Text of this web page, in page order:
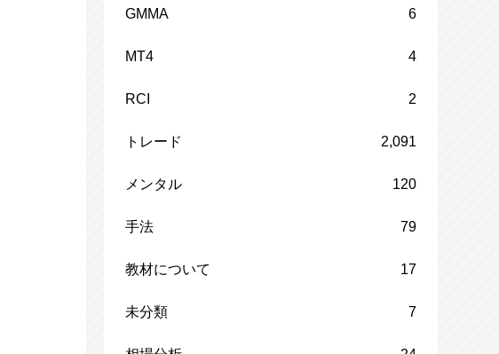
GMMA 6
MT4 4
RCI 2
トレード 2,091
メンタル 120
手法 79
教材について 17
未分類 7